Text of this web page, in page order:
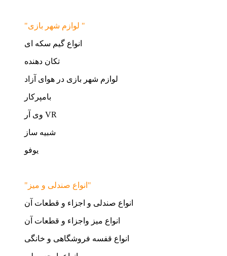
"لوازم شهر بازی "
انواع گیم سکه ای
تکان دهنده
لوازم شهر بازی در هوای آزاد
بامپرکار
وی آر VR
شبیه ساز
یوفو
"انواع صندلی و میز"
انواع صندلی و اجزاء و قطعات آن
انواع میز واجزاء و قطعات آن
انواع قفسه فروشگاهی و خانگی